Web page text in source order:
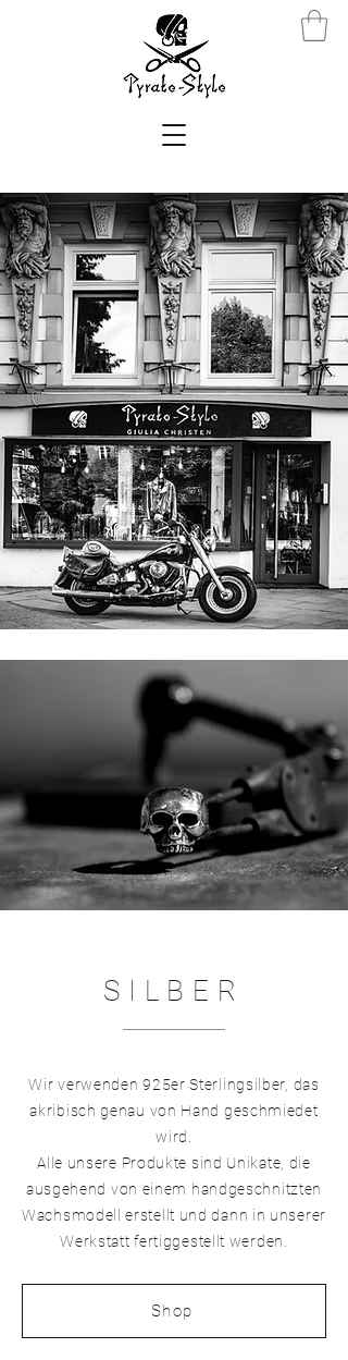
SILBER
Wir verwenden 925er Sterlingsilber, das
akribisch genau von Hand geschmiedet
wird.
Alle unsere Produkte sind Unikate, die
ausgehend von einem handgeschnitzten
Wachsmodell erstellt und dann in unserer
Werkstatt fertiggestellt werden.
Shop